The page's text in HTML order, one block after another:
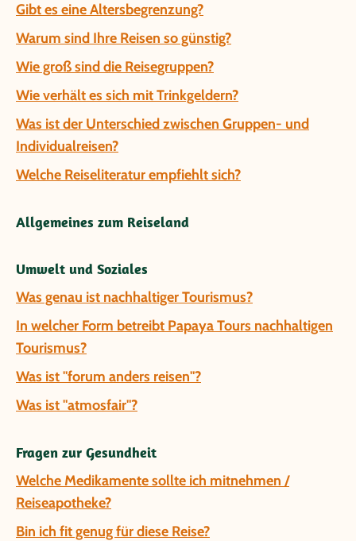
Gibt es eine Altersbegrenzung?
Warum sind Ihre Reisen so günstig?
Wie groß sind die Reisegruppen?
Wie verhält es sich mit Trinkgeldern?
Was ist der Unterschied zwischen Gruppen- und
Individualreisen?
Welche Reiseliteratur empfiehlt sich?
Allgemeines zum Reiseland
Umwelt und Soziales
Was genau ist nachhaltiger Tourismus?
In welcher Form betreibt Papaya Tours nachhaltigen
Tourismus?
Was ist "forum anders reisen"?
Was ist "atmosfair"?
Fragen zur Gesundheit
Welche Medikamente sollte ich mitnehmen /
Reiseapotheke?
Bin ich fit genug für diese Reise?